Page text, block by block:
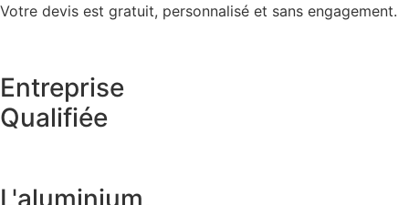
Votre devis est gratuit, personnalisé et sans engagement.
Entreprise
Qualifiée
L'aluminium,